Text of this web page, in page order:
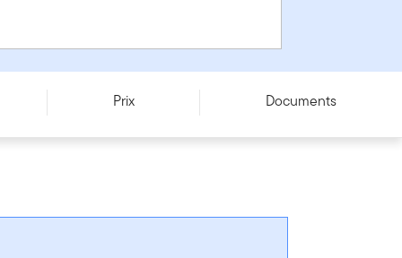
Prix Documents